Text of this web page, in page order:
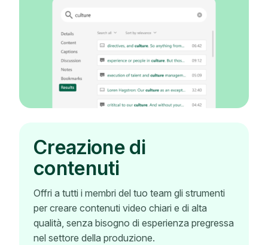
Creazione di
contenuti
Offri a tutti i membri del tuo team gli strumenti
per creare contenuti video chiari e di alta
qualità, senza bisogno di esperienza pregressa
nel settore della produzione.